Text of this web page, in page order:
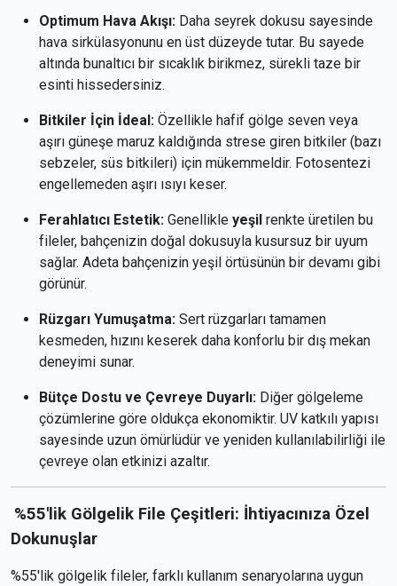
Optimum Hava Akışı: Daha seyrek dokusu sayesinde
hava sirkülasyonunu en üst düzeyde tutar. Bu sayede
altında bunaltıcı bir sıcaklık birikmez, sürekli taze bir
esinti hissedersiniz.
Bitkiler İçin İdeal: Özellikle hafif gölge seven veya
aşırı güneşe maruz kaldığında strese giren bitkiler (bazı
sebzeler, süs bitkileri) için mükemmeldir. Fotosentezi
engellemeden aşırı ısıyı keser.
Ferahlatıcı Estetik: Genellikle yeşil renkte üretilen bu
fileler, bahçenizin doğal dokusuyla kusursuz bir uyum
sağlar. Adeta bahçenizin yeşil örtüsünün bir devamı gibi
görünür.
Rüzgarı Yumuşatma: Sert rüzgarları tamamen
kesmeden, hızını keserek daha konforlu bir dış mekan
deneyimi sunar.
Bütçe Dostu ve Çevreye Duyarlı: Diğer gölgeleme
çözümlerine göre oldukça ekonomiktir. UV katkılı yapısı
sayesinde uzun ömürlüdür ve yeniden kullanılabilirliği ile
çevreye olan etkinizi azaltır.
%55'lik Gölgelik File Çeşitleri: İhtiyacınıza Özel
Dokunuşlar
%55'lik gölgelik fileler, farklı kullanım senaryolarına uygun